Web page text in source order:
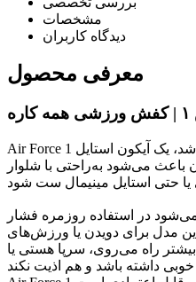
مشخصات
دیدگاه کاربران
معرفی محصول
Air Force 1 بیشتر از اینکه یک کفش ورزشی باشد، یک آیکون استایل
می‌شود به‌راحتی با شلوار
در استفاده روزمره فشار
مدل برای دویدن یا ورزش‌های
راه می‌روی، سرپا هستی یا
داشته باشد و هم اذیت نکند،